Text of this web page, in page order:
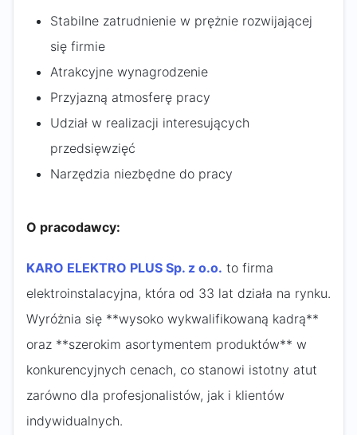
Stabilne zatrudnienie w prężnie rozwijającej
się firmie
Atrakcyjne wynagrodzenie
Przyjazną atmosferę pracy
Udział w realizacji interesujących
przedsięwzięć
Narzędzia niezbędne do pracy
O pracodawcy:
KARO ELEKTRO PLUS Sp. z o.o. to firma
elektroinstalacyjna, która od 33 lat działa na rynku.
Wyróżnia się **wysoko wykwalifikowaną kadrą**
oraz **szerokim asortymentem produktów** w
konkurencyjnych cenach, co stanowi istotny atut
zarówno dla profesjonalistów, jak i klientów
indywidualnych.